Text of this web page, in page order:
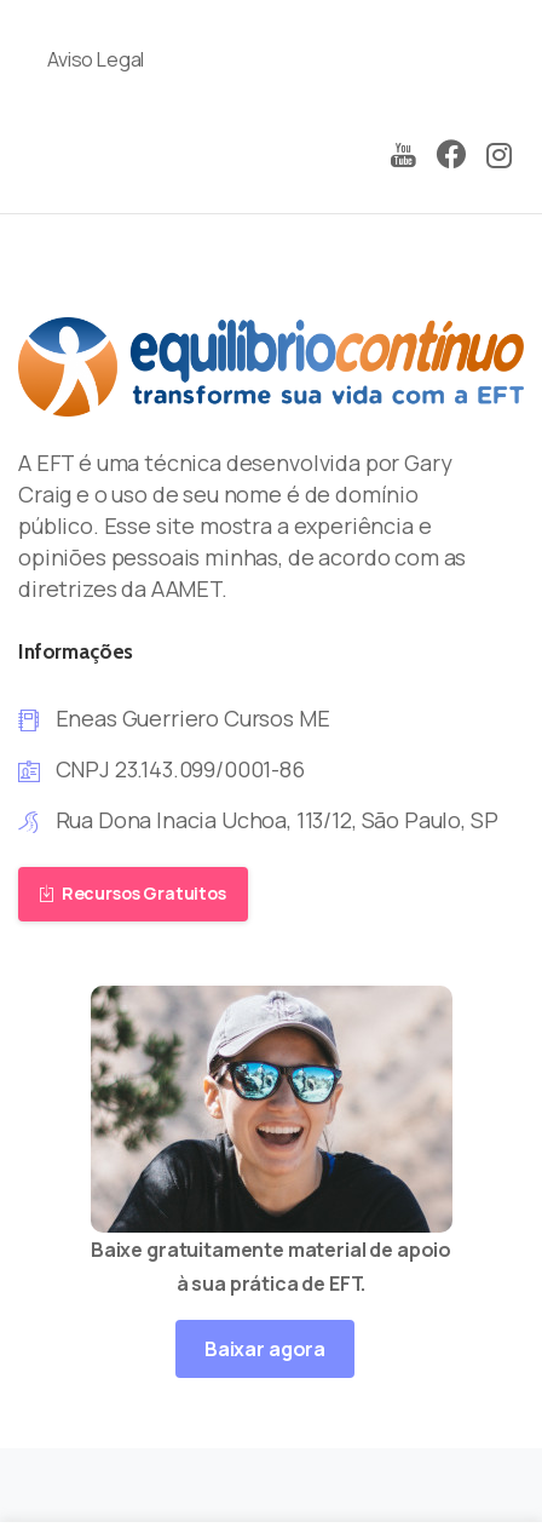
Aviso Legal
A EFT é uma técnica desenvolvida por Gary
Craig e o uso de seu nome é de domínio
público. Esse site mostra a experiência e
opiniões pessoais minhas, de acordo com as
diretrizes da AAMET.
Informações
Eneas Guerriero Cursos ME
CNPJ 23.143.099/0001-86
Rua Dona Inacia Uchoa, 113/12, São Paulo, SP
Recursos Gratuitos
Baixe gratuitamente material de apoio
à sua prática de EFT.
Baixar agora